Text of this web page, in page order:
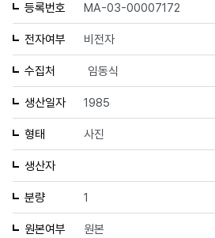
등록번호 MA-03-00007172
전자여부 비전자
수집처 임동식
생산일자 1985
형태 사진
생산자
분량 1
원본여부 원본